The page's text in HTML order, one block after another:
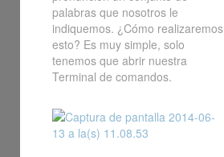
palabras que nosotros le
indiquemos. ¿Cómo realizaremos
esto? Es muy simple, solo
tenemos que abrir nuestra
Terminal de comandos.